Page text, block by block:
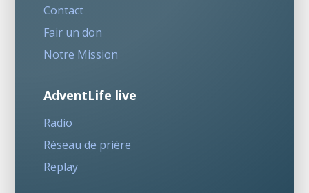
Contact
Fair un don
Notre Mission
AdventLife live
Radio
Réseau de prière
Replay